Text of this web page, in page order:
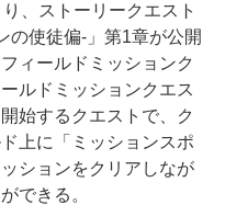
、ストーリークエスト
の使徒偏-」第1章が公開
ィールドミッションク
ルドミッションクエス
始するクエストで、ク
上に「ミッションスポ
ションをクリアしなが
できる。